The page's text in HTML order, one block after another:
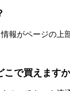
報がページの上
で買えます